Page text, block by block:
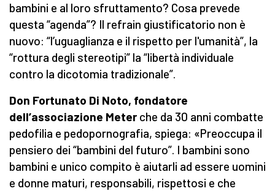
bambini e al loro sfruttamento? Cosa prevede
questa “agenda”? Il refrain giustificatorio non è
nuovo: “l’uguaglianza e il rispetto per l'umanità”, la
“rottura degli stereotipi” la “libertà individuale
contro la dicotomia tradizionale”.
Don Fortunato Di Noto, fondatore
dell’associazione Meter che da 30 anni combatte
pedofilia e pedopornografia, spiega: «Preoccupa il
pensiero dei “bambini del futuro”. I bambini sono
bambini e unico compito è aiutarli ad essere uomini
e donne maturi, responsabili, rispettosi e che